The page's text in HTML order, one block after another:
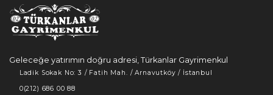
Geleceğe yatırımın doğru adresi, Türkanlar Gayrimenkul
Ladik Sokak No: 3 / Fatih Mah. / Arnavutköy / İstanbul
0(212) 686 00 88